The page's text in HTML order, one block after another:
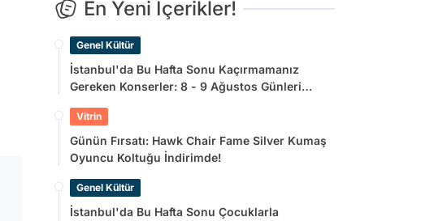
En Yeni İçerikler!
Genel Kültür
İstanbul'da Bu Hafta Sonu Kaçırmamanız
Gereken Konserler: 8 - 9 Ağustos Günleri
Vitrin
Günün Fırsatı: Hawk Chair Fame Silver Kumaş
Oyuncu Koltuğu İndirimde!
Genel Kültür
İstanbul'da Bu Hafta Sonu Çocuklarla